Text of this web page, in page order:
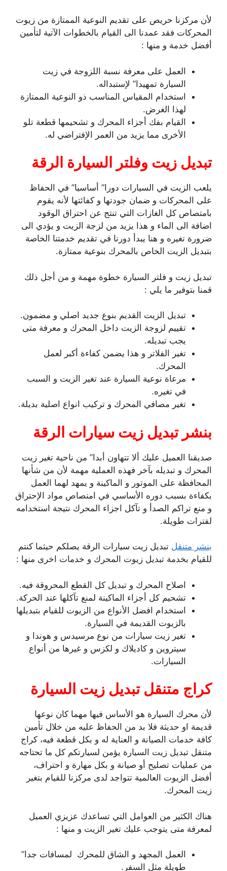
لأن مركزنا حريص على تقديم النوعية الممتازة من زيوت
المحركات فقد عمدنا الى القيام بالخطوات الآتية لتأمين
أفضل خدمة و منها :
العمل على معرفة نسبة اللزوجة في زيت
السيارة تمهيدا” لإستبداله.
استخدام المقياس المناسب ذو النوعية الممتازة
لهذا الغرض.
القيام بفك أجزاء المحرك و تشحيمها قطعة تلو
الأخرى مما يزيد من العمر الإفتراضي له.
تبديل زيت وفلتر السيارة الرقة
يلعب الزيت في السيارات دورا” أساسيا” في الحفاظ
على المحركات و ضمان جودتها و كفائتها لأنه يقوم
بامتصاص كل الغازات التي تنتج عن احتراق الوقود
اضافة الى الماء و هذا يزيد من لزجة الزيت و يؤدي الى
ضرورة تغيره و هنا يبدأ دورنا في تقديم خدمتنا الخاصة
بتبديل الزيت الخاص بالمحرك بنوعية ممتازة.
تبديل زيت و فلتر السيارة خطوة مهمة و من أجل ذلك
قمنا بتوفير ما يلي :
تبديل الزيت القديم بنوع جديد اصلي و مضمون.
تقييم لزوجة الزيت داخل المحرك و معرفة متى
يجب تبديله.
تغير الفلاتر و هذا يضمن كفاءة أكبر لعمل
المحرك.
مرعاة نوعية السيارة عند تغير الزيت و السبب
في تغيره.
تغير مصافي المحرك و تركيب انواع اصلية بديلة.
بنشر تبديل زيت سيارات الرقة
صديقنا العميل عليك ألا تتهاون أبدا” من ناحية تغير زيت
المحرك و تبديله بآخر فهذه العملية مهمة لأن من شأنها
المحافظة على الموتور و الماكينة و يمهد لهما العمل
بكفاءة بسبب دوره الأساسي في امتصاص مواد الإحتراق
و منع تراكم الصدأ و تآكل اجزاء المحرك نتيجة استخدامه
لفترات طويلة.
بنشر متنقل تبديل زيت سيارات الرقة يصلكم حيثما كنتم
للقيام بخدمة تبديل زيوت المحرك و خدمات اخرى منها :
اصلاح المحرك و تبديل كل القطع المحروقة فيه.
تشحيم كل أجزاء الماكينة لمنع تآكلها عند الحركة.
استخدام افضل الأنواع من الزيوت للقيام بتبديلها
بالزيوت القديمة في السيارة.
تغير زيت سيارات من نوع مرسيدس و هوندا و
سيتروين و كاديلاك و لكزس و غيرها من أنواع
السيارات.
كراج متنقل تبديل زيت السيارة
لأن محرك السيارة هو الأساس فيها مهما كان نوعها
قديمة او حديثة فلا بد من الحفاظ عليه من خلال تأمين
كافة خدمات الصيانة و العناية له و بكل قطعة فيه، كراج
متنقل تبديل زيت السيارة يؤمن لسيارتكم كل ما تحتاجه
من عمليات تصليح أو صيانة و بكل مهارة و احتراف،
أفضل الزيوت العالمية تتواجد لدى مركزنا للقيام بتغير
زيت المحرك.
هناك الكثير من العوامل التي تساعدك عزيزي العميل
لمعرفة متى يتوجب عليك تغير الزيت و منها :
العمل المجهد و الشاق للمحرك لمسافات جدا”
طويلة مثل السفر.